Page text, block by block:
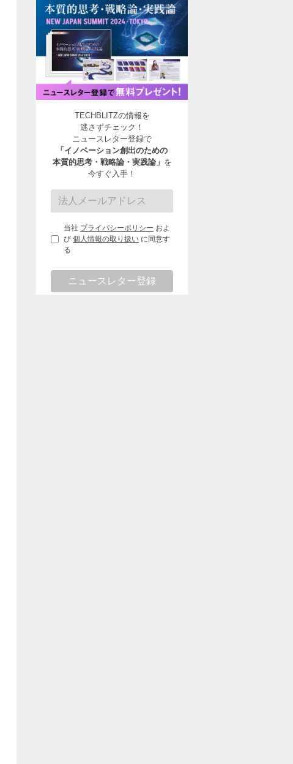
TECHBLITZの情報を
逃さずチェック！
ニュースレター登録で
「イノベーション創出のための
本質的思考・戦略論・実践論」 を
今すぐ入手！
当社 プライバシーポリシー およ
び 個人情報の取り扱い に同意す
る